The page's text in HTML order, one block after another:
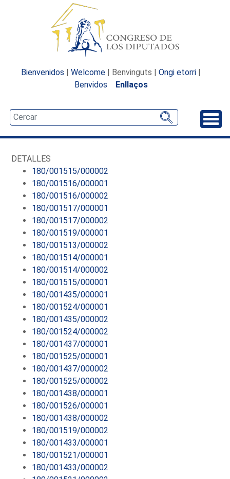
Bienvenidos | Welcome | Benvinguts | Ongi etorri |
Benvidos
Enllaços
DETALLES
180/001515/000002
180/001516/000001
180/001516/000002
180/001517/000001
180/001517/000002
180/001519/000001
180/001513/000002
180/001514/000001
180/001514/000002
180/001515/000001
180/001435/000001
180/001524/000001
180/001435/000002
180/001524/000002
180/001437/000001
180/001525/000001
180/001437/000002
180/001525/000002
180/001438/000001
180/001526/000001
180/001438/000002
180/001519/000002
180/001433/000001
180/001521/000001
180/001433/000002